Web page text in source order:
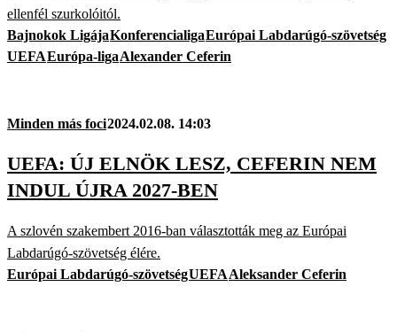
ellenfél szurkolóitól.
Bajnokok LigájaKonferencialigaEurópai Labdarúgó-szövetség
UEFAEurópa-ligaAlexander Ceferin
Minden más foci2024.02.08. 14:03
UEFA: ÚJ ELNÖK LESZ, CEFERIN NEM
INDUL ÚJRA 2027-BEN
A szlovén szakembert 2016-ban választották meg az Európai
Labdarúgó-szövetség élére.
Európai Labdarúgó-szövetségUEFAAleksander Ceferin